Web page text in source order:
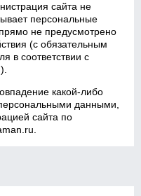
сайта не
персональные
не предусмотрено
(с обязательным
в соответствии с
какой‑либо
данными,
сайта по